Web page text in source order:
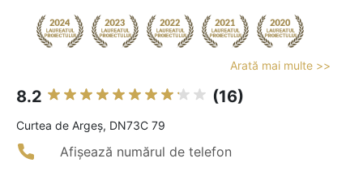
Arată mai multe >>
8.2 (16)
Curtea de Argeş, DN73C 79
Afișează numărul de telefon